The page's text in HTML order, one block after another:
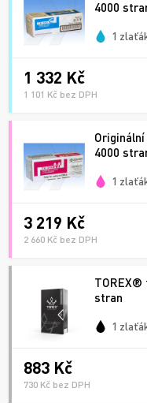
4000
1
1 332 Kč
1 101 Kč bez DPH
Originální
4000
1
3 219 Kč
2 660 Kč bez DPH
TOREX®
stran
1
883 Kč
730 Kč bez DPH